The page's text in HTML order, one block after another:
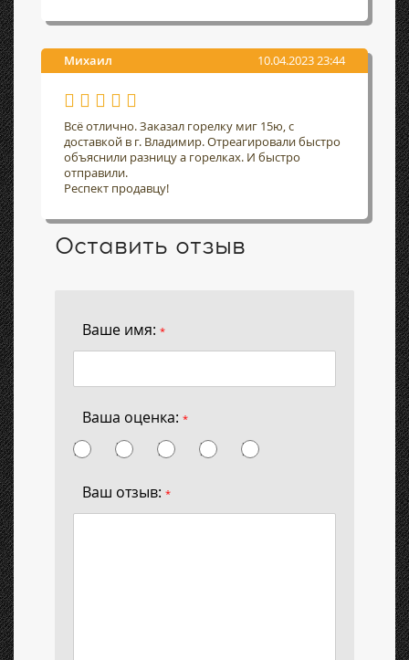
Михаил 10.04.2023 23:44
Всё отлично. Заказал горелку миг 15ю, с
доставкой в г. Владимир. Отреагировали быстро
объяснили разницу а горелках. И быстро
отправили.
Респект продавцу!
Оставить отзыв
Ваше имя: *
Ваша оценка: *
Ваш отзыв: *